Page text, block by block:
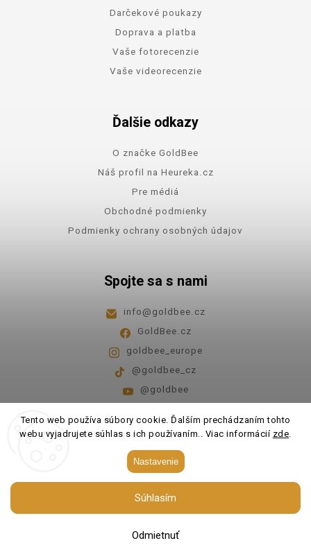
Tento web používa súbory cookie. Ďalším prechádzaním tohto
webu vyjadrujete súhlas s ich používaním.. Viac informácií zde.
Nastavenie
Odmietnuť
Súhlasím
Darčekové poukazy
Doprava a platba
Vaše fotorecenzie
Vaše videorecenzie
Ďalšie odkazy
O značke GoldBee
Náš profil na Heureka.cz
Pre médiá
Obchodné podmienky
Podmienky ochrany osobných údajov
Spojte sa s nami
info@goldbee.cz
GoldBee.cz
goldbee_europe
@goldbee_cz
@goldbee
Pondelok - piatok 8:00-14:00
GoldBee. Všetky práva vyhradené.
Upraviť nastavenie cookies
Shoptet| Design